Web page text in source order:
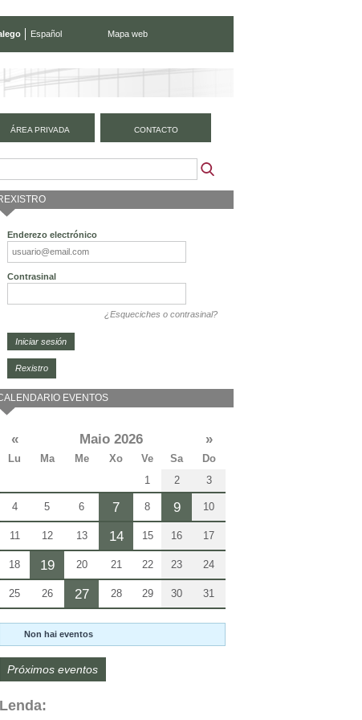
Español Mapa web
ÁREA PRIVADA CONTACTO
Enderezo electrónico
Contrasinal
¿Esqueciches o contrasinal?
Rexistro
EVENTOS
« Maio 2026 »
Lu Ma Me Xo Ve Sa
Do
1
2 3
4 5 6 7 8 9 10
11 12 13 14 15 16 17
18 19 20 21 22 23 24
25 26 27 28 29 30 31
Non hai eventos
Próximos eventos
Lenda: